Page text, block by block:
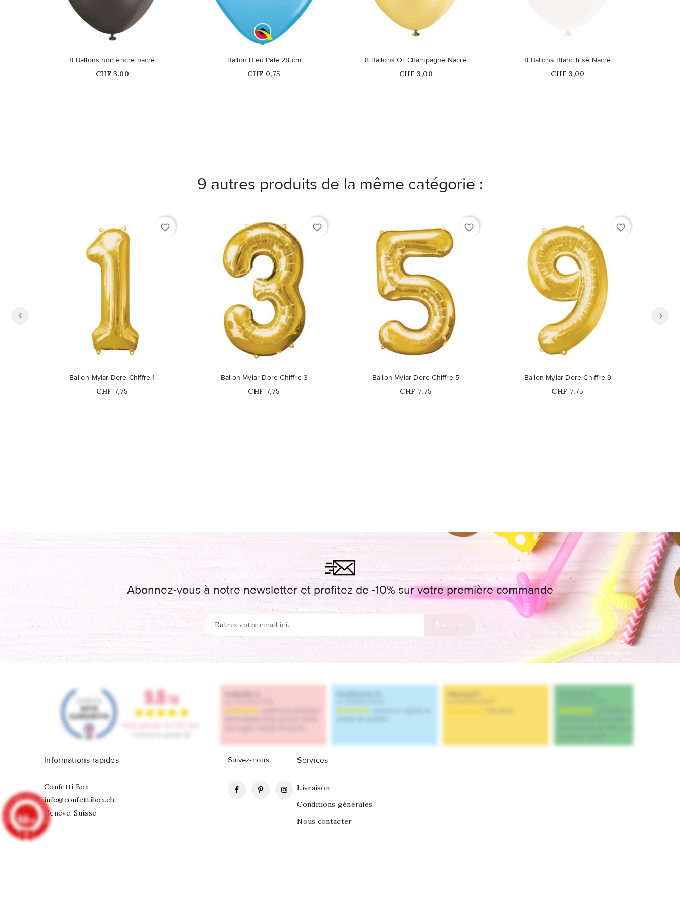
8 Ballons noir encre nacré
Prix
CHF 3,00
Ballon Bleu Pâle 28 cm
Prix
CHF 0,75
8 Ballons Or Champagne Nacré
Prix
CHF 3,00
8 Ballons Blanc Irisé Nacré
Prix
CHF 3,00
9 autres produits de la même catégorie :
Ce produit n'est plus disponible en
stock
favorite_border
Ballon Mylar Doré Chiffre 1
Prix
CHF 7,75
Ce produit n'est plus disponible en
stock
favorite_border
Ballon Mylar Doré Chiffre 3
Prix
CHF 7,75
favorite_border
Ballon Mylar Doré Chiffre 5
Prix
CHF 7,75
favorite_border
Ballon Mylar Doré Chiffre 9
Prix
CHF 7,75
Abonnez-vous à notre newsletter et profitez de -10% sur votre première commande
Informations rapides
Confetti Box
info@confettibox.ch
Genève, Suisse
Suivez-nous
FacebookPinterestInstagram
Services
Livraison
Conditions générales
Nous contacter
9.8/10
902 avis